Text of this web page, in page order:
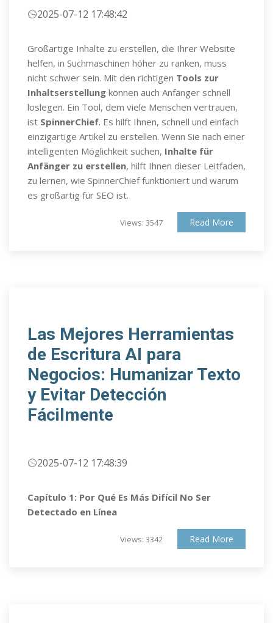
2025-07-12 17:48:42
Großartige Inhalte zu erstellen, die Ihrer Website
helfen, in Suchmaschinen höher zu ranken, muss
nicht schwer sein. Mit den richtigen Tools zur
Inhaltserstellung können auch Anfänger schnell
loslegen. Ein Tool, dem viele Menschen vertrauen,
ist SpinnerChief. Es hilft Ihnen, schnell und einfach
einzigartige Artikel zu erstellen. Wenn Sie nach einer
intelligenten Möglichkeit suchen, Inhalte für
Anfänger zu erstellen, hilft Ihnen dieser Leitfaden,
zu lernen, wie SpinnerChief funktioniert und warum
es großartig für SEO ist.
Views: 3547 Read More
Las Mejores Herramientas
de Escritura AI para
Negocios: Humanizar Texto
y Evitar Detección
Fácilmente
2025-07-12 17:48:39
Capítulo 1: Por Qué Es Más Difícil No Ser
Detectado en Línea
Views: 3342 Read More